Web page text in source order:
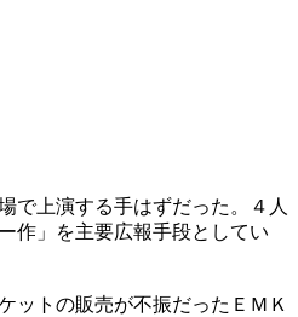
で上演する手はずだった。４人
作」を主要広報手段としてい
ットの販売が不振だったＥＭＫ